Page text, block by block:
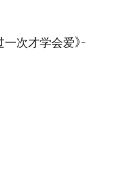
次才学会爱》-